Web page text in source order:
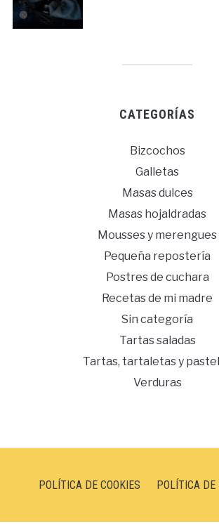
CATEGORÍAS
Bizcochos
Galletas
Masas dulces
Masas hojaldradas
Mousses y merengues
Pequeña repostería
Postres de cuchara
Recetas de mi madre
Sin categoría
Tartas saladas
Tartas, tartaletas y
Verduras
POLÍTICA DE COOKIES POLÍTICA